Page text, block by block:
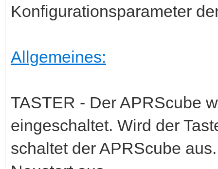
Konfigurationsparameter
Allgemeines:
TASTER - Der APRScube
eingeschaltet. Wird der
schaltet der APRScube